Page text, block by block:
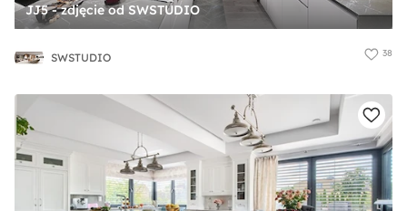
JJ5 - zdjęcie od SWSTUDIO
SWSTUDIO 38